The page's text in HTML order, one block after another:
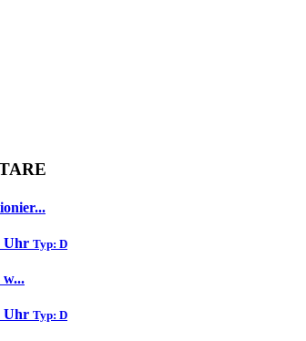
Uhr Typ: D
w...
Uhr Typ: D